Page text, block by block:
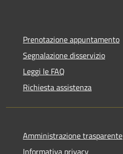
Prenotazione appuntamento
Segnalazione disservizio
Leggi le FAQ
Richiesta assistenza
Amministrazione trasparente
Informativa privacy